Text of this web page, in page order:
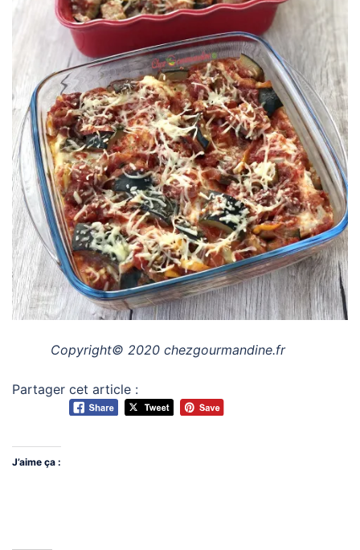
Copyright© 2020 chezgourmandine.fr
Partager cet article :
J’aime ça :